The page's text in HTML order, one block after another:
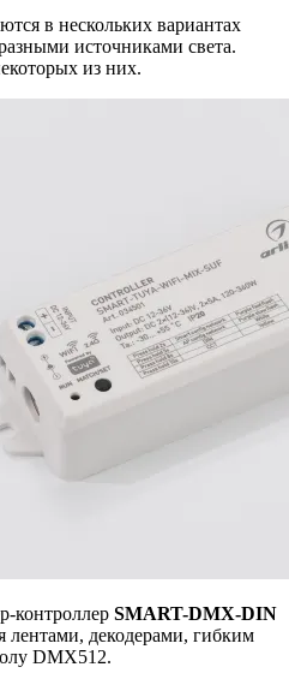
в нескольких вариантах
источниками света.
из них.
контроллер SMART-DMX-DIN
лентами, декодерами, гибким
DMX512.